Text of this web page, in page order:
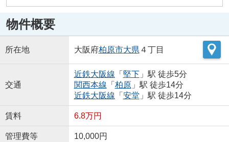
物件概要
所在地 大阪府柏原市大県 ４丁目
交通
近鉄大阪線 「 堅下」駅 徒歩5分
関西本線 「 柏原」駅 徒歩14分
近鉄大阪線 「 安堂 」駅 徒歩14分
賃料 6.8万円
管理費等 10,000円